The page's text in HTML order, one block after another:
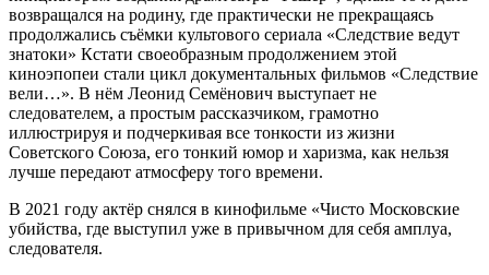
возвращался на родину, где практически не прекращаясь
продолжались съёмки культового сериала «Следствие ведут
знатоки» Кстати своеобразным продолжением этой
киноэпопеи стали цикл документальных фильмов «Следствие
вели…». В нём Леонид Семёнович выступает не
следователем, а простым рассказчиком, грамотно
иллюстрируя и подчеркивая все тонкости из жизни
Советского Союза, его тонкий юмор и харизма, как нельзя
лучше передают атмосферу того времени.
В 2021 году актёр снялся в кинофильме «Чисто Московские
убийства, где выступил уже в привычном для себя амплуа,
следователя.